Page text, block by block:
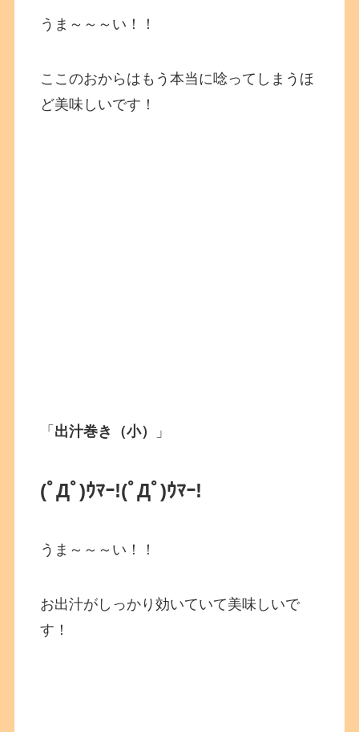
うま～～～い！！
ここのおからはもう本当に唸ってしまうほ
ど美味しいです！
「 出汁巻き（小） 」
(ﾟДﾟ)ｳﾏｰ!(ﾟДﾟ)ｳﾏｰ!
うま～～～い！！
お出汁がしっかり効いていて美味しいで
す！